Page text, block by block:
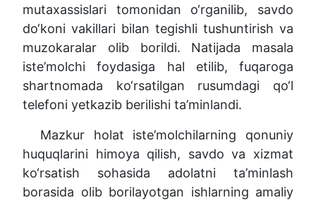
mutaxassislari tomonidan o‘rganilib, savdo
do‘koni vakillari bilan tegishli tushuntirish va
muzokaralar olib borildi. Natijada masala
iste’molchi foydasiga hal etilib, fuqaroga
shartnomada ko‘rsatilgan rusumdagi qo‘l
telefoni yetkazib berilishi ta’minlandi.
Mazkur holat iste’molchilarning qonuniy
huquqlarini himoya qilish, savdo va xizmat
ko‘rsatish sohasida adolatni ta’minlash
borasida olib borilayotgan ishlarning amaliy